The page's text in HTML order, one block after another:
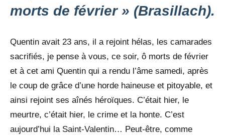
morts de février » (Brasillach).
Quentin avait 23 ans, il a rejoint hélas, les camarades
sacrifiés, je pense à vous, ce soir, ô morts de février
et à cet ami Quentin qui a rendu l’âme samedi, après
le coup de grâce d’une horde haineuse et pitoyable, et
ainsi rejoint ses aînés héroïques. C’était hier, le
meurtre, c’était hier, le crime et la honte. C’est
aujourd’hui la Saint-Valentin… Peut-être, comme